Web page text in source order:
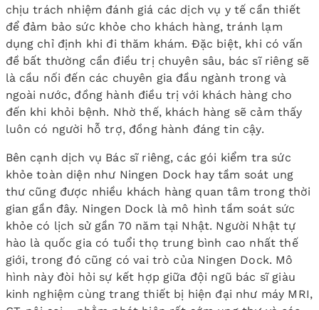
chịu trách nhiệm đánh giá các dịch vụ y tế cần thiết
để đảm bảo sức khỏe cho khách hàng, tránh lạm
dụng chỉ định khi đi thăm khám. Đặc biệt, khi có vấn
đề bất thường cần điều trị chuyên sâu, bác sĩ riêng sẽ
là cầu nối đến các chuyên gia đầu ngành trong và
ngoài nước, đồng hành điều trị với khách hàng cho
đến khi khỏi bệnh. Nhờ thế, khách hàng sẽ cảm thấy
luôn có người hỗ trợ, đồng hành đáng tin cậy.
Bên cạnh dịch vụ Bác sĩ riêng, các gói kiểm tra sức
khỏe toàn diện như Ningen Dock hay tầm soát ung
thư cũng được nhiều khách hàng quan tâm trong thời
gian gần đây. Ningen Dock là mô hình tầm soát sức
khỏe có lịch sử gần 70 năm tại Nhật. Người Nhật tự
hào là quốc gia có tuổi thọ trung bình cao nhất thế
giới, trong đó cũng có vai trò của Ningen Dock. Mô
hình này đòi hỏi sự kết hợp giữa đội ngũ bác sĩ giàu
kinh nghiệm cùng trang thiết bị hiện đại như máy MRI,